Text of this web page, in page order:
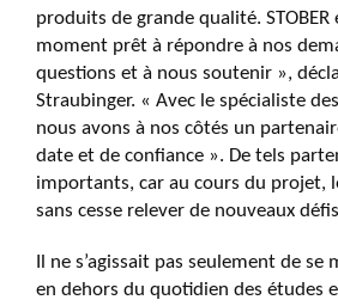
produits de grande qualité.
moment prêt à répondre à nos
questions et à nous soutenir »,
Straubinger. « Avec le spécialiste
nous avons à nos côtés un
date et de confiance ». De tels
importants, car au cours du projet,
sans cesse relever de nouveaux
Il ne s’agissait pas seulement de
en dehors du quotidien des études